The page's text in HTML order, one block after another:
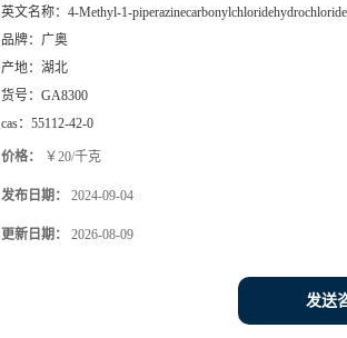
英文名称： 4-Methyl-1-piperazinecarbonylchloridehydrochloride
品牌： 广奥
产地： 湖北
货号： GA8300
cas： 55112-42-0
价格： ￥20/千克
发布日期： 2024-09-04
更新日期： 2026-08-09
发送